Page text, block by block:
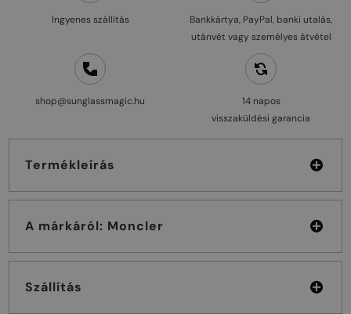
Ingyenes szállítás
Bankkártya, PayPal, banki utalás,
utánvét vagy személyes átvétel
shop@sunglassmagic.hu
14 napos
visszaküldési garancia
Termékleírás
A márkáról: Moncler
Szállítás